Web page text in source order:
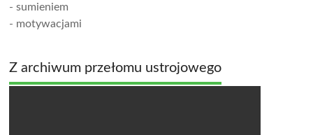
- sumieniem
- motywacjami
Z archiwum przełomu ustrojowego